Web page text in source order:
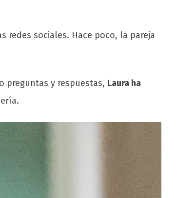
redes sociales. Hace poco, la pareja
preguntas y respuestas, Laura ha